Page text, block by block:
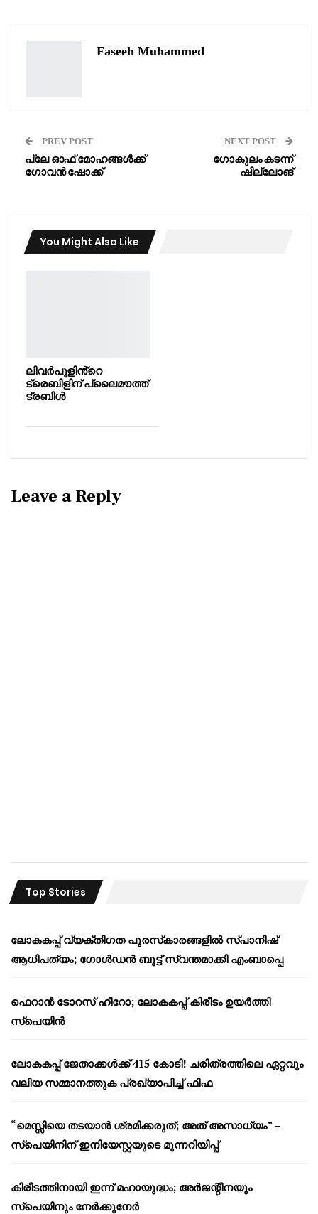
Faseeh Muhammed
PREV POST
പ്ലേ ഓഫ് മോഹങ്ങൾക്ക്
ഗോവൻ ഷോക്ക്
NEXT POST
ഗോകുലം കടന്ന്
ഷില്ലോങ്
You Might Also Like
ലിവർപൂളിൻ്റെ
ട്രെബിളിന് പ്ലൈമൗത്ത്
ട്രബിൾ
Leave a Reply
Top Stories
ലോകകപ്പ് വ്യക്തിഗത പുരസ്‌കാരങ്ങളിൽ സ്പാനിഷ്
ആധിപത്യം; ഗോൾഡൻ ബൂട്ട് സ്വന്തമാക്കി എംബാപ്പെ
ഫെറാൻ ടോറസ് ഹീറോ; ലോകകപ്പ് കിരീടം ഉയർത്തി
സ്പെയിൻ
ലോകകപ്പ് ജേതാക്കൾക്ക് 415 കോടി! ചരിത്രത്തിലെ ഏറ്റവും
വലിയ സമ്മാനത്തുക പ്രഖ്യാപിച്ച് ഫിഫ
“മെസ്സിയെ തടയാൻ ശ്രമിക്കരുത്; അത് അസാധ്യം” –
സ്പെയിനിന് ഇനിയേസ്റ്റയുടെ മുന്നറിയിപ്പ്
കിരീടത്തിനായി ഇന്ന് മഹായുദ്ധം; അർജന്റീനയും
സ്പെയിനും നേർക്കുനേർ